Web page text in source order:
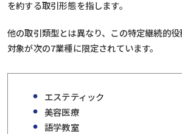
を約する取引形態を指します。
他の取引類型とは異なり、この特定継続的役
対象が次の7業種に限定されています。
エステティック
美容医療
語学教室